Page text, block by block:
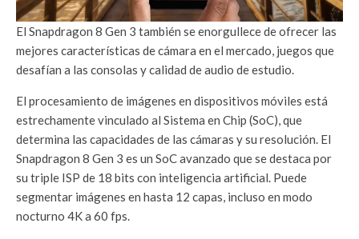
El Snapdragon 8 Gen 3 también se enorgullece de ofrecer las
mejores características de cámara en el mercado, juegos que
desafían a las consolas y calidad de audio de estudio.
El procesamiento de imágenes en dispositivos móviles está
estrechamente vinculado al Sistema en Chip (SoC), que
determina las capacidades de las cámaras y su resolución. El
Snapdragon 8 Gen 3 es un SoC avanzado que se destaca por
su triple ISP de 18 bits con inteligencia artificial. Puede
segmentar imágenes en hasta 12 capas, incluso en modo
nocturno 4K a 60 fps.